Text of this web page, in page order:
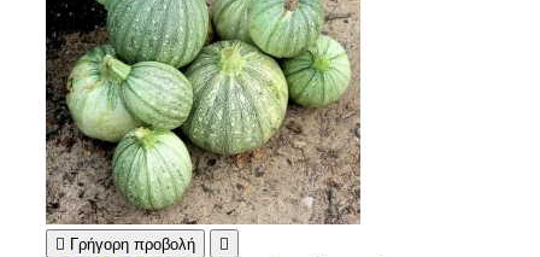
 Γρήγορη προβολή 